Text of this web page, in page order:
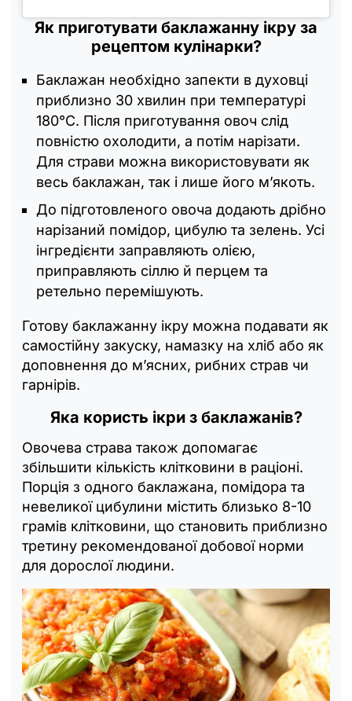
Як приготувати баклажанну ікру за
рецептом кулінарки?
Баклажан необхідно запекти в духовці
приблизно 30 хвилин при температурі
180°C. Після приготування овоч слід
повністю охолодити, а потім нарізати.
Для страви можна використовувати як
весь баклажан, так і лише його м’якоть.
До підготовленого овоча додають дрібно
нарізаний помідор, цибулю та зелень. Усі
інгредієнти заправляють олією,
приправляють сіллю й перцем та
ретельно перемішують.
Готову баклажанну ікру можна подавати як
самостійну закуску, намазку на хліб або як
доповнення до м’ясних, рибних страв чи
гарнірів.
Яка користь ікри з баклажанів?
Овочева страва також допомагає
збільшити кількість клітковини в раціоні.
Порція з одного баклажана, помідора та
невеликої цибулини містить близько 8-10
грамів клітковини, що становить приблизно
третину рекомендованої добової норми
для дорослої людини.